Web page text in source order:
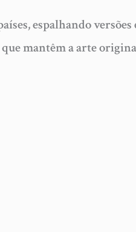
espalhando
mantêm a arte